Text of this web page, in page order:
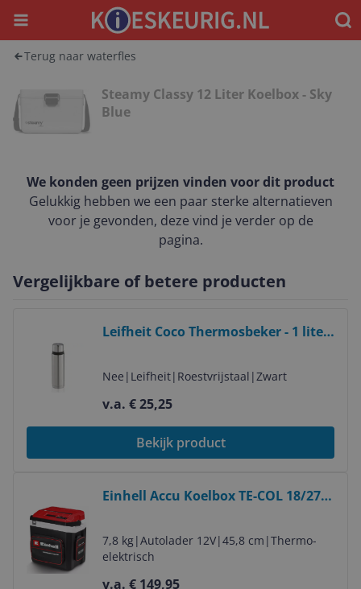
Menu
Terug naar waterfles
Steamy Classy 12 Liter Koelbox - Sky
Blue
We konden geen prijzen vinden voor dit product
Gelukkig hebben we een paar sterke alternatieven
voor je gevonden, deze vind je verder op de
pagina.
Vergelijkbare of betere producten
Leifheit Coco Thermosbeker - 1 liter
Nee | Leifheit| Roestvrijstaal |Zwart
v.a. € 25,25
Bekijk product
Einhell Accu Koelbox TE-COL 18/27
Red/Black
7,8 kg|Autolader 12V|45,8 cm |Thermo-
elektrisch
v.a. € 149,95